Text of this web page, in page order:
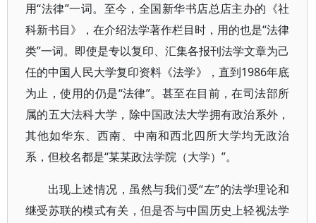
用“法律”一词。至今，全国新华书店总店主办的《社
科新书目》，在介绍法学著作栏目时，用的也是“法律
类”一词。即使是专以复印、汇集各报刊法学文章为己
任的中国人民大学复印资料《法学》，直到1986年底
为止，使用的仍是“法律”。甚至在目前，在司法部所
属的五大法科大学，除中国政法大学拥有政治系外，
其他如华东、西南、中南和西北四所大学均无政治
系，但校名都是“某某政法学院（大学）”。
出现上述情况，虽然与我们受“左”的法学理论和
继受苏联的模式有关，但是否与中国历史上轻视法学